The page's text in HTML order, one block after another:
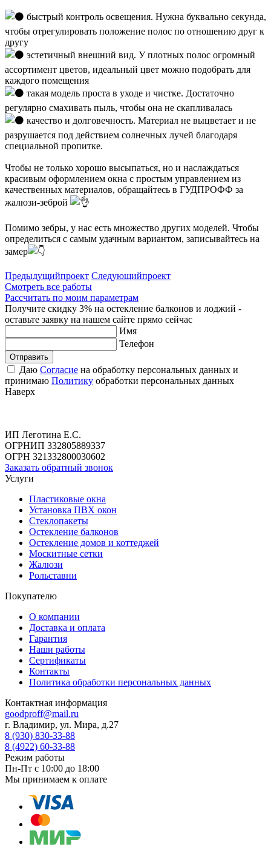
быстрый контроль освещения. Нужна буквально секунда,
чтобы отрегулировать положение полос по отношению друг к
другу
эстетичный внешний вид. У плотных полос огромный
ассортимент цветов, идеальный цвет можно подобрать для
каждого помещения
такая модель проста в уходе и чистке. Достаточно
регулярно смахивать пыль, чтобы она не скапливалась
качество и долговечность. Материал не выцветает и не
разрушается под действием солнечных лучей благодаря
специальной пропитке.
Чтобы не только хорошо высыпаться, но и наслаждаться
красивым оформлением окна с простым управлением из
качественных материалов, обращайтесь в ГУДПРОФФ за
жалюзи-зеброй
Помимо зебры, у нас есть множество других моделей. Чтобы
определиться с самым удачным вариантом, записывайтесь на
замер
Предыдущийпроект Следующийпроект
Смотреть все работы
Рассчитать по моим параметрам
Получите скидку 3% на остекление балконов и лоджий -
оставьте заявку на нашем сайте прямо сейчас
Имя
Телефон
Отправить
Даю Согласие на обработку персональных данных и
принимаю Политику обработки персональных данных
Наверх
ИП Леготина Е.С.
ОГРНИП 332805889337
ОГРН 321332800030602
Заказать обратный звонок
Услуги
Пластиковые окна
Установка ПВХ окон
Стеклопакеты
Остекление балконов
Остекление домов и коттеджей
Москитные сетки
Жалюзи
Рольставни
Покупателю
О компании
Доставка и оплата
Гарантия
Наши работы
Сертификаты
Контакты
Политика обработки персональных данных
Контактная информация
goodproff@mail.ru
г. Владимир, ул. Мира, д.27
8 (930) 830-33-88
8 (4922) 60-33-88
Режим работы
Пн-Пт с 10:00 до 18:00
Мы принимаем к оплате